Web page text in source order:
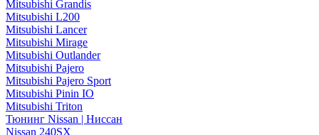
Mitsubishi Grandis
Mitsubishi L200
Mitsubishi Lancer
Mitsubishi Mirage
Mitsubishi Outlander
Mitsubishi Pajero
Mitsubishi Pajero Sport
Mitsubishi Pinin IO
Mitsubishi Triton
Тюнинг Nissan | Ниссан
Nissan 240SX